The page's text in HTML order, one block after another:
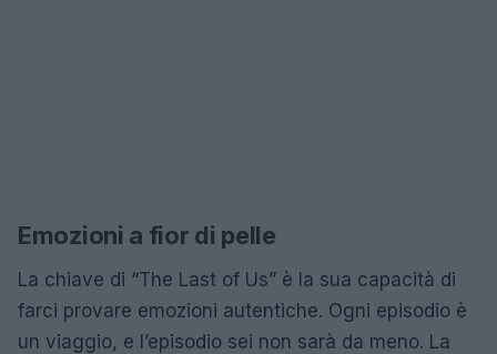
Emozioni a fior di pelle
La chiave di “The Last of Us” è la sua capacità di
farci provare emozioni autentiche. Ogni episodio è
un viaggio, e l’episodio sei non sarà da meno. La